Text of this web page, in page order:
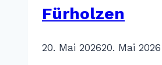
Fürholzen
VonKatharina
20. Mai 202620. Mai 2026